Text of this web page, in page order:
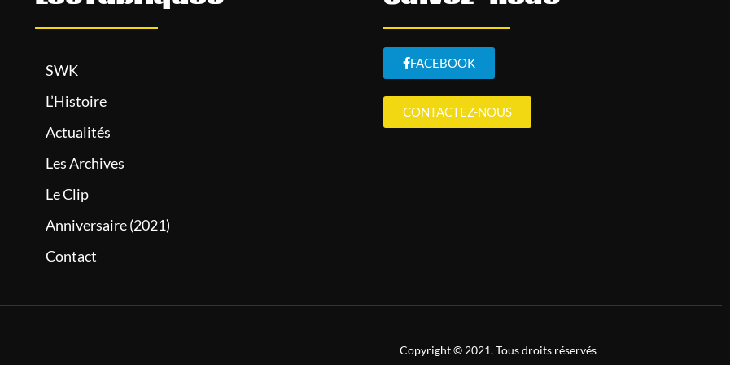
SWK
L’Histoire
Actualités
Les Archives
Le Clip
Anniversaire (2021)
Contact
FACEBOOK
CONTACTEZ-NOUS
Copyright © 2021. Tous droits réservés